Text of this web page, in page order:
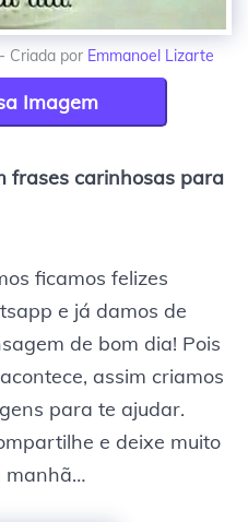
Criada por Emmanoel Lizarte
Imagem
frases carinhosas para
ficamos felizes
e já damos de
de bom dia! Pois
assim criamos
para te ajudar.
e deixe muito
manhã…